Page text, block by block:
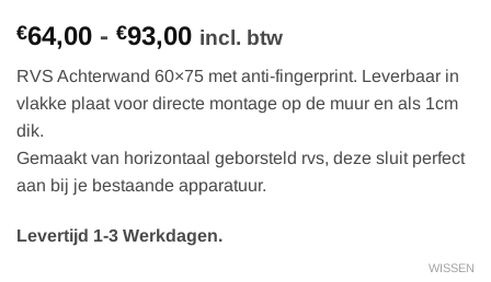
4.75op 5
gebaseerd
op
klantbeoordelingen
€64,00 - €93,00Prijsklasse:
tot
€93,00
incl. btw
RVS Achterwand 60×75 met anti-fingerprint. Leverbaar in
vlakke plaat voor directe montage op de muur en als 1cm
dik.
Gemaakt van horizontaal geborsteld rvs, deze sluit perfect
aan bij je bestaande apparatuur.
Levertijd 1-3 Werkdagen.
WISSEN